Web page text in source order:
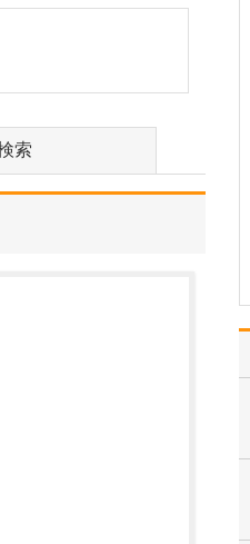
索
吸器
疾患
患者